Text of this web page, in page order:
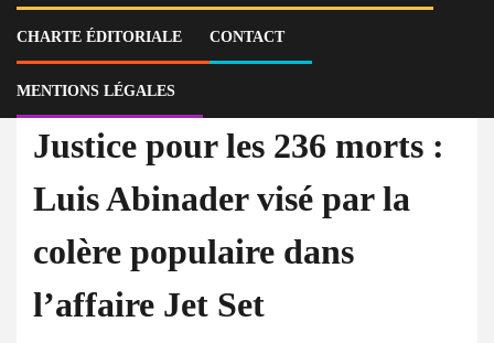
CHARTE ÉDITORIALE CONTACT
MENTIONS LÉGALES
Justice pour les 236 morts : Luis Abinader visé par la colère populaire
dans l’affaire Jet Set
À la Une Actu
Justice pour les 236 morts :
Luis Abinader visé par la
colère populaire dans
l’affaire Jet Set